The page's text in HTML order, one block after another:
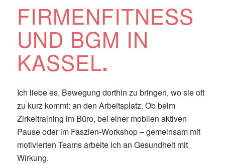
FIRMENFITNESS
UND BGM IN
KASSEL.
Ich liebe es, Bewegung dorthin zu bringen, wo sie oft
zu kurz kommt: an den Arbeitsplatz. Ob beim
Zirkeltraining im Büro, bei einer mobilen aktiven
Pause oder im Faszien-Workshop – gemeinsam mit
motivierten Teams arbeite ich an Gesundheit mit
Wirkung.